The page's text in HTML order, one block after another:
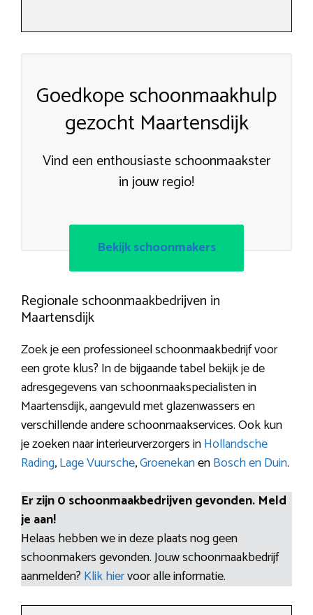
Goedkope schoonmaakhulp
gezocht Maartensdijk
Vind een enthousiaste schoonmaakster
in jouw regio!
Bekijk schoonmakers
Regionale schoonmaakbedrijven in
Maartensdijk
Zoek je een professioneel schoonmaakbedrijf voor
een grote klus? In de bijgaande tabel bekijk je de
adresgegevens van schoonmaakspecialisten in
Maartensdijk, aangevuld met glazenwassers en
verschillende andere schoonmaakservices. Ook kun
je zoeken naar interieurverzorgers inHollandsche
Rading,Lage Vuursche,GroenekanenBosch en Duin.
Er zijn 0 schoonmaakbedrijven gevonden. Meld
je aan!
Helaas hebben we in deze plaats nog geen
schoonmakers gevonden. Jouw schoonmaakbedrijf
aanmelden? Klik hiervoor alle informatie.